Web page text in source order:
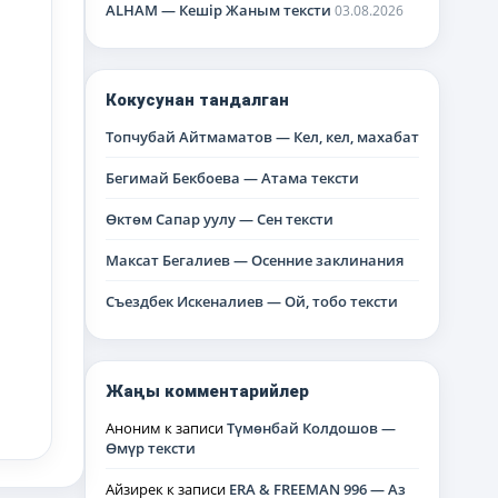
ALHAM — Кешір Жаным тексти 03.08.2026
Кокусунан тандалган
Топчубай Айтмаматов — Кел, кел, махабат
Бегимай Бекбоева — Атама тексти
Өктөм Сапар уулу — Сен тексти
Максат Бегалиев — Осенние заклинания
Съездбек Искеналиев — Ой, тобо тексти
Жаңы комментарийлер
Аноним к записиТүмөнбай Колдошов —
Өмүр тексти
Айзирек к записи ERA & FREEMAN 996 — Аз